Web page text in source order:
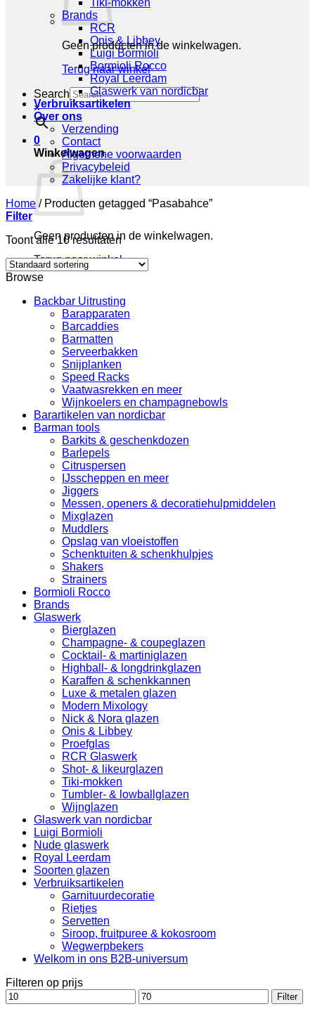
Geen producten in de winkelwagen.
Terug naar winkel
Search
×
0
Winkelwagen
Geen producten in de winkelwagen.
Terug naar winkel
Tiki-mokken
Brands
RCR
Onis & Libbey
Luigi Bormioli
Bormioli Rocco
Royal Leerdam
Glaswerk van nordicbar
Verbruiksartikelen
Over ons
Verzending
Contact
Algemene voorwaarden
Privacybeleid
Zakelijke klant?
Home /Producten getagged “Pasabahce”
Filter
Toont alle 10 resultaten
Browse
Backbar Uitrusting
Barapparaten
Barcaddies
Barmatten
Serveerbakken
Snijplanken
Speed Racks
Vaatwasrekken en meer
Wijnkoelers en champagnebowls
Barartikelen van nordicbar
Barman tools
Barkits & geschenkdozen
Barlepels
Citruspersen
IJsscheppen en meer
Jiggers
Messen, openers & decoratiehulpmiddelen
Mixglazen
Muddlers
Opslag van vloeistoffen
Schenktuiten & schenkhulpjes
Shakers
Strainers
Bormioli Rocco
Brands
Glaswerk
Bierglazen
Champagne- & coupeglazen
Cocktail- & martiniglazen
Highball- & longdrinkglazen
Karaffen & schenkkannen
Luxe & metalen glazen
Modern Mixology
Nick & Nora glazen
Onis & Libbey
Proefglas
RCR Glaswerk
Shot- & likeurglazen
Tiki-mokken
Tumbler- & lowballglazen
Wijnglazen
Glaswerk van nordicbar
Luigi Bormioli
Nude glaswerk
Royal Leerdam
Soorten glazen
Verbruiksartikelen
Garnituurdecoratie
Rietjes
Servetten
Siroop, fruitpuree & kokosroom
Wegwerpbekers
Welkom in ons B2B-universum
Filteren op prijs
Min.
prijs
Max.
prijs
Filter